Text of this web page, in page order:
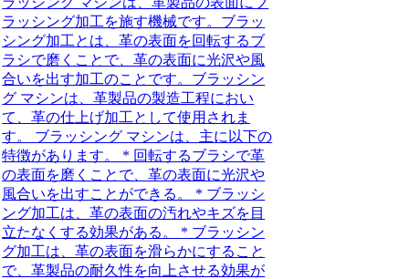
ラッシング加工を施す機械です。ブラッ
シング加工とは、革の表面を回転するブ
ラシで磨くことで、革の表面に光沢や風
合いを出す加工のことです。ブラッシン
グ マシンは、革製品の製造工程におい
て、革の仕上げ加工として使用されま
す。 ブラッシング マシンは、主に以下の
特徴があります。 * 回転するブラシで革
の表面を磨くことで、革の表面に光沢や
風合いを出すことができる。 * ブラッシ
ング加工は、革の表面の汚れやキズを目
立たなくする効果がある。 * ブラッシン
グ加工は、革の表面を滑らかにすること
で、革製品の耐久性を向上させる効果が